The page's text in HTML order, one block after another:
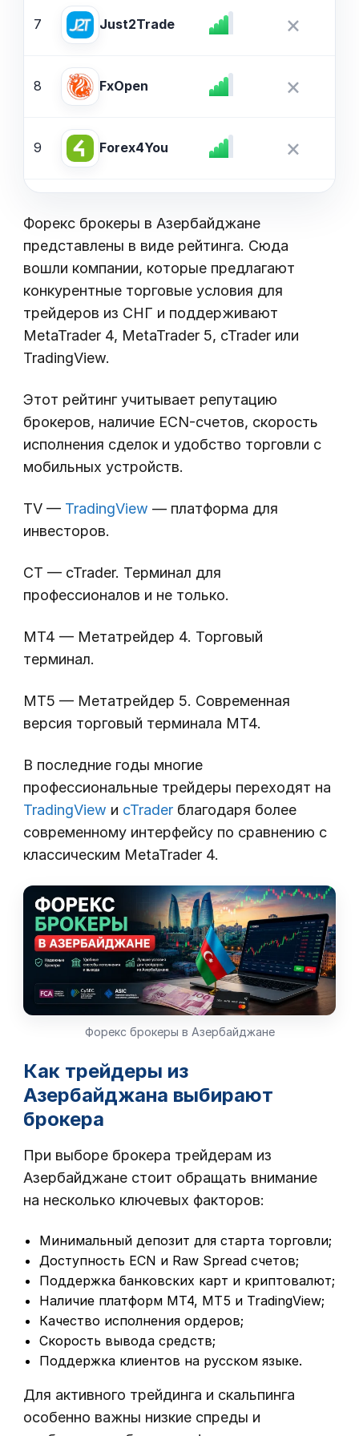
7 Just2Trade ×
8 FxOpen ×
9 Forex4You ×
Форекс брокеры в Азербайджане
представлены в виде рейтинга. Сюда
вошли компании, которые предлагают
конкурентные торговые условия для
трейдеров из СНГ и поддерживают
MetaTrader 4, MetaTrader 5, cTrader или
TradingView.
Этот рейтинг учитывает репутацию
брокеров, наличие ECN-счетов, скорость
исполнения сделок и удобство торговли с
мобильных устройств.
TV — TradingView — платформа для
инвесторов.
CT — cTrader. Терминал для
профессионалов и не только.
MT4 — Метатрейдер 4. Торговый
терминал.
MT5 — Метатрейдер 5. Современная
версия торговый терминала МТ4.
В последние годы многие
профессиональные трейдеры переходят на
TradingView и cTrader благодаря более
современному интерфейсу по сравнению с
классическим MetaTrader 4.
Форекс брокеры в Азербайджане
Как трейдеры из
Азербайджана выбирают
брокера
При выборе брокера трейдерам из
Азербайджане стоит обращать внимание
на несколько ключевых факторов:
Минимальный депозит для старта торговли;
Доступность ECN и Raw Spread счетов;
Поддержка банковских карт и криптовалют;
Наличие платформ MT4, MT5 и TradingView;
Качество исполнения ордеров;
Скорость вывода средств;
Поддержка клиентов на русском языке.
Для активного трейдинга и скальпинга
особенно важны низкие спреды и